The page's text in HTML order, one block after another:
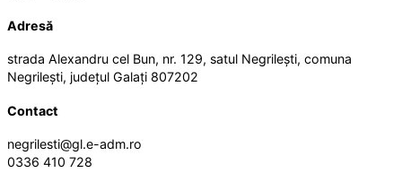
Adresă
strada Alexandru cel Bun, nr. 129, satul Negrilești, comuna
Negrilești, județul Galați 807202
Contact
negrilesti@gl.e-adm.ro
0336 410 728